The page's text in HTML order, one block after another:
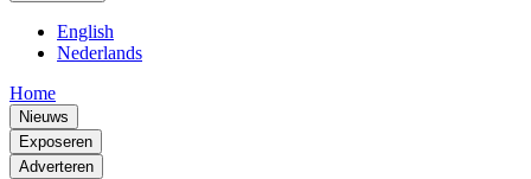
English
Nederlands
Home
Nieuws
Exposeren
Adverteren